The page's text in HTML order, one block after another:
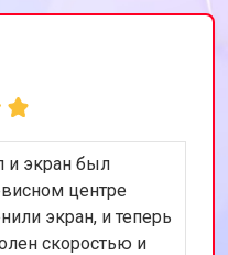
и экран был
центре
экран, и теперь
скоростью и